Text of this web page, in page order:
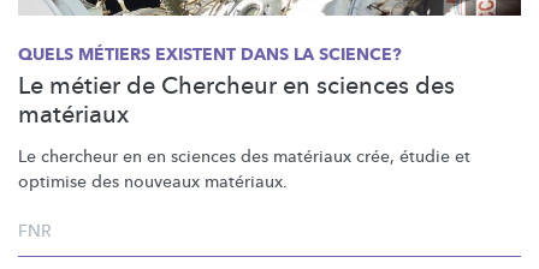
QUELS MÉTIERS EXISTENT DANS LA SCIENCE?
Le métier de Chercheur en sciences des
matériaux
Le chercheur en en sciences des matériaux crée, étudie et
optimise des nouveaux matériaux.
FNR